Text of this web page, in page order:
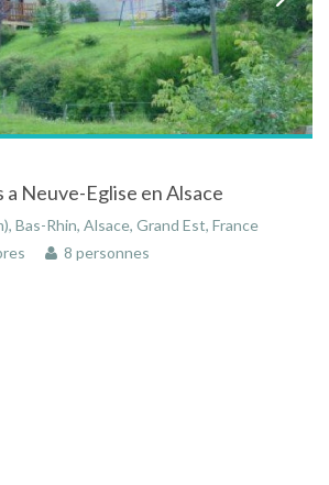
a Neuve-Eglise en Alsace
Bas-Rhin, Alsace, Grand Est, France
8 personnes